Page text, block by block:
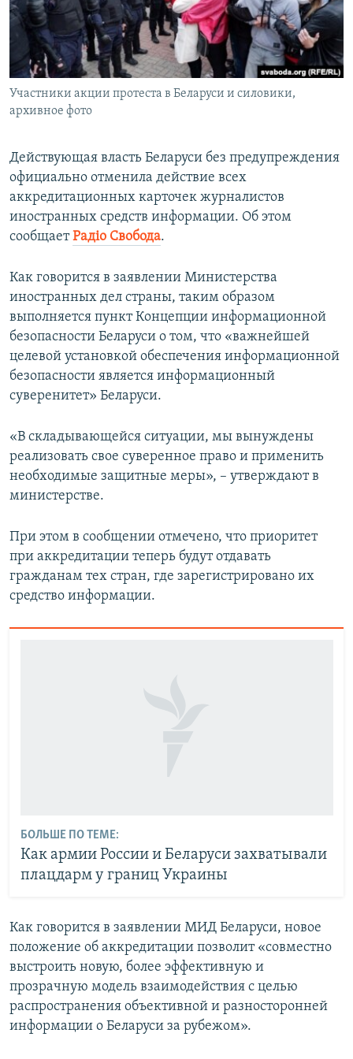
ПОБЕДИТЕЛЕЙ НЕ СУДЯТ?
КРЫМ.НЕПОКОРЕННЫЙ
ELIFBE
УКРАИНСКАЯ ПРОБЛЕМА КРЫМА
ПРИСОЕДИНЯЙТЕСЬ!
Все сайты RFE/RL
Участники акции протеста в Беларуси и силовики,
архивное фото
Действующая власть Беларуси без предупреждения
официально отменила действие всех
аккредитационных карточек журналистов
иностранных средств информации. Об этом
сообщаетРадіо Свобода.
Как говорится в заявлении Министерства
иностранных дел страны, таким образом
выполняется пункт Концепции информационной
безопасности Беларуси о том, что «важнейшей
целевой установкой обеспечения информационной
безопасности является информационный
суверенитет» Беларуси.
«В складывающейся ситуации, мы вынуждены
реализовать свое суверенное право и применить
необходимые защитные меры», – утверждают в
министерстве.
При этом в сообщении отмечено, что приоритет
при аккредитации теперь будут отдавать
гражданам тех стран, где зарегистрировано их
средство информации.
БОЛЬШЕ ПО ТЕМЕ:
Как армии России и Беларуси захватывали
плацдарм у границ Украины
Как говорится в заявлении МИД Беларуси, новое
положение об аккредитации позволит «совместно
выстроить новую, более эффективную и
прозрачную модель взаимодействия с целью
распространения объективной и разносторонней
информации о Беларуси за рубежом».